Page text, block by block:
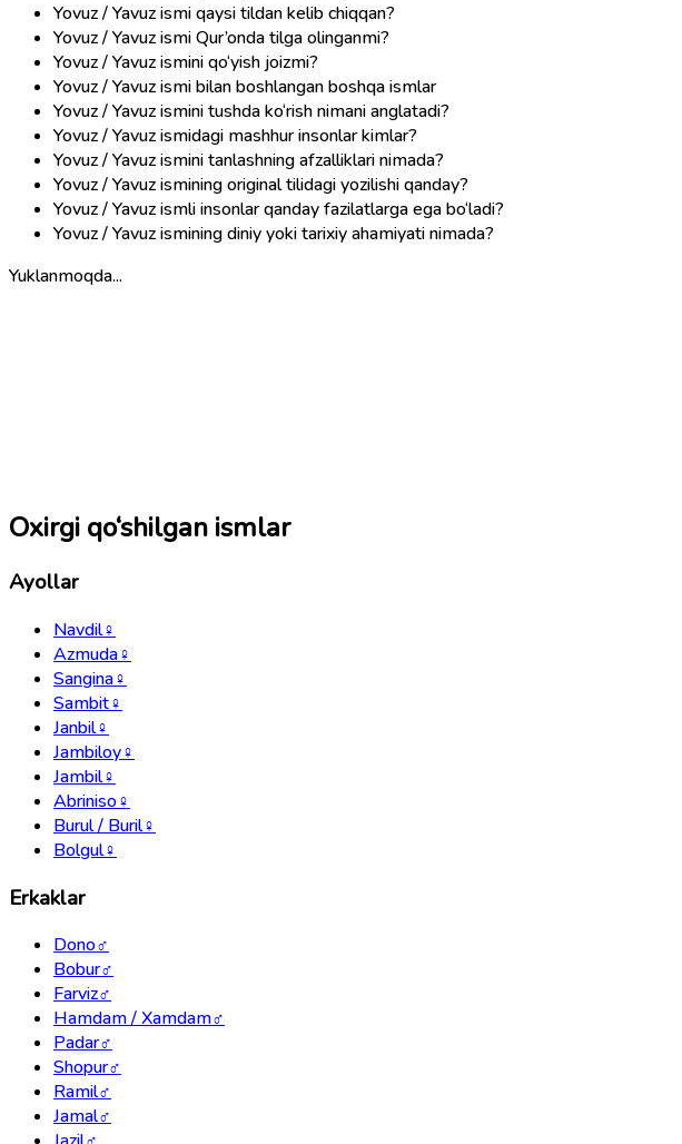
Yovuz / Yavuz ismi qaysi tildan kelib chiqqan?
Yovuz / Yavuz ismi Qur’onda tilga olinganmi?
Yovuz / Yavuz ismini qo‘yish joizmi?
Yovuz / Yavuz ismi bilan boshlangan boshqa ismlar
Yovuz / Yavuz ismini tushda ko‘rish nimani anglatadi?
Yovuz / Yavuz ismidagi mashhur insonlar kimlar?
Yovuz / Yavuz ismini tanlashning afzalliklari nimada?
Yovuz / Yavuz ismining original tilidagi yozilishi qanday?
Yovuz / Yavuz ismli insonlar qanday fazilatlarga ega bo‘ladi?
Yovuz / Yavuz ismining diniy yoki tarixiy ahamiyati nimada?
Yuklanmoqda...
Oxirgi qo‘shilgan ismlar
Ayollar
Navdil♀
Azmuda♀
Sangina♀
Sambit♀
Janbil♀
Jambiloy♀
Jambil♀
Abriniso♀
Burul / Buril♀
Bolgul♀
Erkaklar
Dono♂
Bobur♂
Farviz♂
Hamdam / Xamdam♂
Padar♂
Shopur♂
Ramil♂
Jamal♂